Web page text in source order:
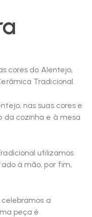
cores do Alentejo,
Tradicional.
nas suas cores e
da cozinha e à mesa
utilizamos
à mão, por fim,
a
peça é